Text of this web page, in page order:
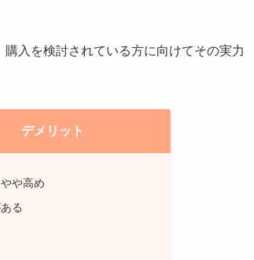
入を検討されている方に向けてその実力
デメリット
や高め
る